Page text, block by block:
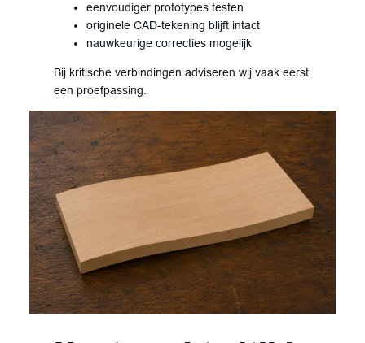
eenvoudiger prototypes testen
originele CAD-tekening blijft intact
nauwkeurige correcties mogelijk
Bij kritische verbindingen adviseren wij vaak eerst
een proefpassing.